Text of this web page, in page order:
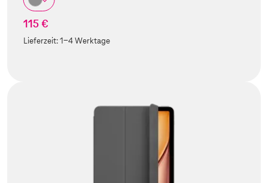
115 €
Lieferzeit:1-4 Werktage